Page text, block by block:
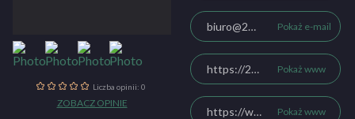
Liczba opinii: 0
ZOBACZ OPINIE
biuro@2drive.pl Pokaż e-mail
https://2drive.pl/ Pokaż www
https://www.facebook.com/osk2drive/ Pokaż www